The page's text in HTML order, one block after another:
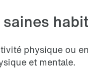
physique ou
et mentale.